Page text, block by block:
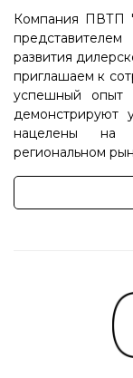
Компания ПВТП
развития
приглашаем к
успешный опыт
демонстрируют
нацелены на
региональном